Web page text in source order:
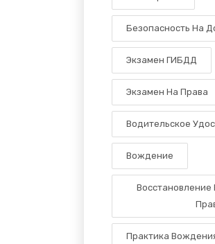
Безопасность На
Экзамен ГИБДД
Экзамен На Права
Водительское
Вождение
Восстановление
Практика